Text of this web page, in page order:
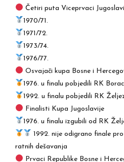
Četiri puta Viceprvaci
1970/71.
1971/72.
1973/74.
1976/77.
Osvajači kupa Bosne i
1976. u finalu pobjedili RK
1992. u finalu pobjedili RK
Finalisti Kupa Jugoslavije
1976. u finalu izgubili od RK
1992. nije odigrano finale
ratnih dešavanja
Prvaci Republike Bosne i